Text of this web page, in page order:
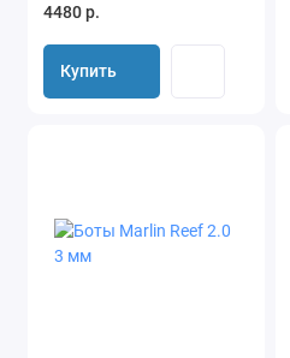
4480 р.
Купить